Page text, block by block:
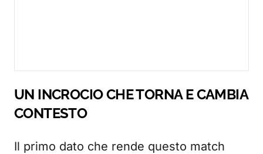
UN INCROCIO CHE TORNA E CAMBIA
CONTESTO
Il primo dato che rende questo match